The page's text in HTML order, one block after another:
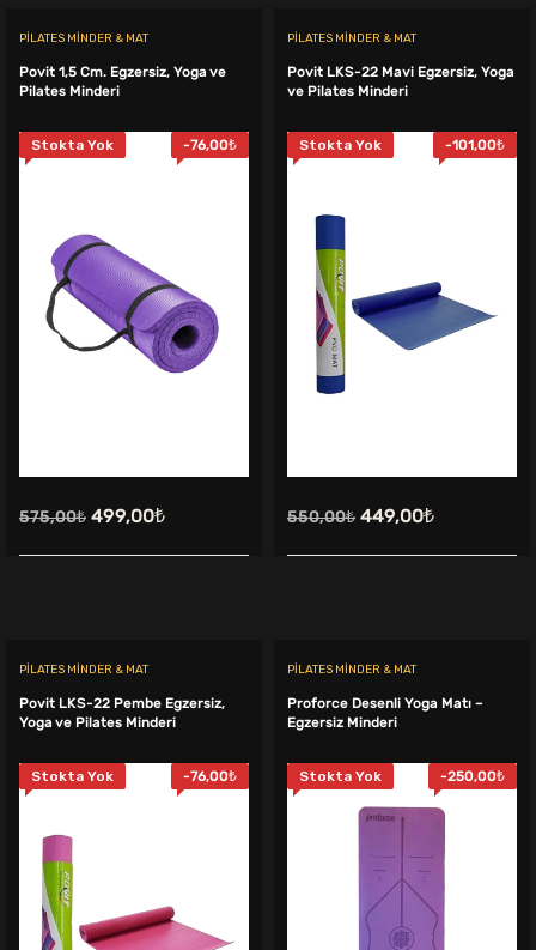
PILATES MINDER & MAT
Povit 1,5 Cm. Egzersiz, Yoga ve
Pilates Minderi
Stokta Yok -76,00₺
575,00₺ Orijinal
fiyat:
499,00₺Şu
andaki
PILATES MINDER & MAT
Povit LKS-22 Mavi Egzersiz, Yoga
ve Pilates Minderi
Stokta Yok -101,00₺
550,00₺ Orijinal
fiyat:
449,00₺Şu
andaki
PILATES MINDER & MAT
Povit LKS-22 Pembe Egzersiz,
Yoga ve Pilates Minderi
Stokta Yok -76,00₺
PILATES MINDER & MAT
Proforce Desenli Yoga Matı –
Egzersiz Minderi
Stokta Yok -250,00₺